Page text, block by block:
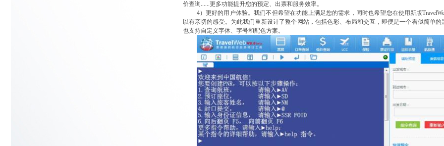
价查询......更多功能提升您的预定、出票和服务效率。
4） 更好的用户体验。我们不但希望在功能上满足您的需求，同时也希望您在使用 新版
以有亲切的感受。为此我们重新设计了整个网站，包括色彩、布局和交互，即便是一个看似简单的
也支持自定义字体、字号和配色方案。